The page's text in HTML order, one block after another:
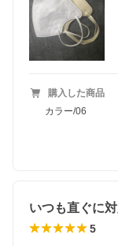
購入した商品
カラー/06
5